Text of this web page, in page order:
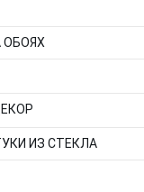
ОБОЯХ
ИЗ СТЕКЛА